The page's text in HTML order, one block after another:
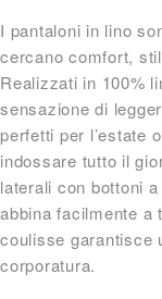
I pantaloni in lino
cercano comfort,
Realizzati in 100%
sensazione di
perfetti per l’estate
indossare tutto il
laterali con bottoni
abbina facilmente
coulisse garantisce
corporatura.